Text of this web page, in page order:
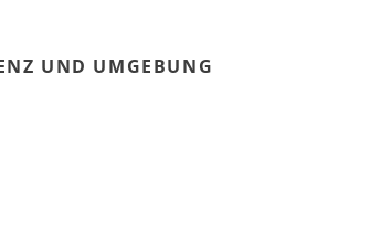
UND UMGEBUNG